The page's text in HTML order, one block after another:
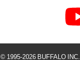
© 1995-2026 BUFFALO INC.